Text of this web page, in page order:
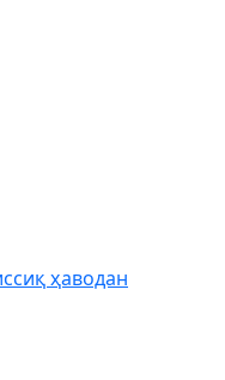
ҳаводан